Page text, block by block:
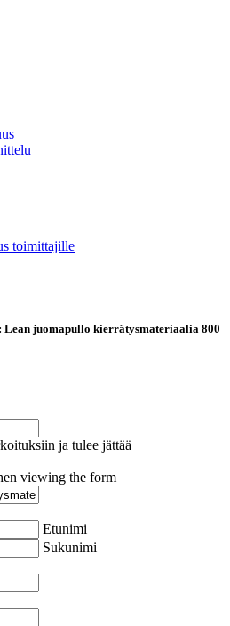
toimittajille
Lean juomapullo kierrätysmateriaalia 800
ja tulee jättää
viewing the form
Etunimi
Sukunimi